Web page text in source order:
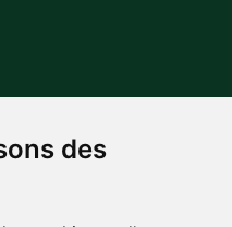
des
Paiement sécurisé